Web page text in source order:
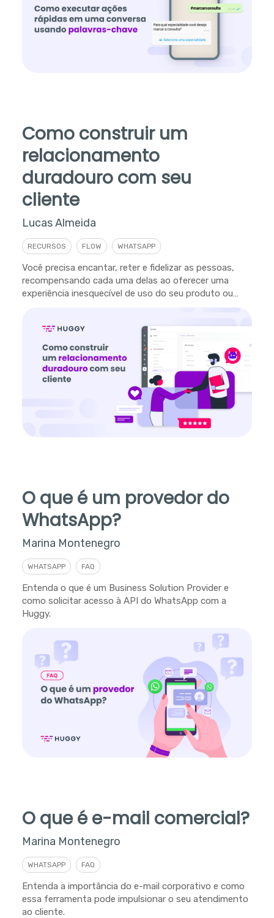
Como construir um
relacionamento
duradouro com seu
cliente
Lucas Almeida
RECURSOS FLOW WHATSAPP
Você precisa encantar, reter e fidelizar as pessoas,
recompensando cada uma delas ao oferecer uma
experiência inesquecível de uso do seu produto ou
O que é um provedor do
WhatsApp?
Marina Montenegro
WHATSAPP FAQ
Entenda o que é um Business Solution Provider e
como solicitar acesso à API do WhatsApp com a
Huggy.
O que é e-mail comercial?
Marina Montenegro
WHATSAPP FAQ
Entenda a importância do e-mail corporativo e como
essa ferramenta pode impulsionar o seu atendimento
ao cliente.